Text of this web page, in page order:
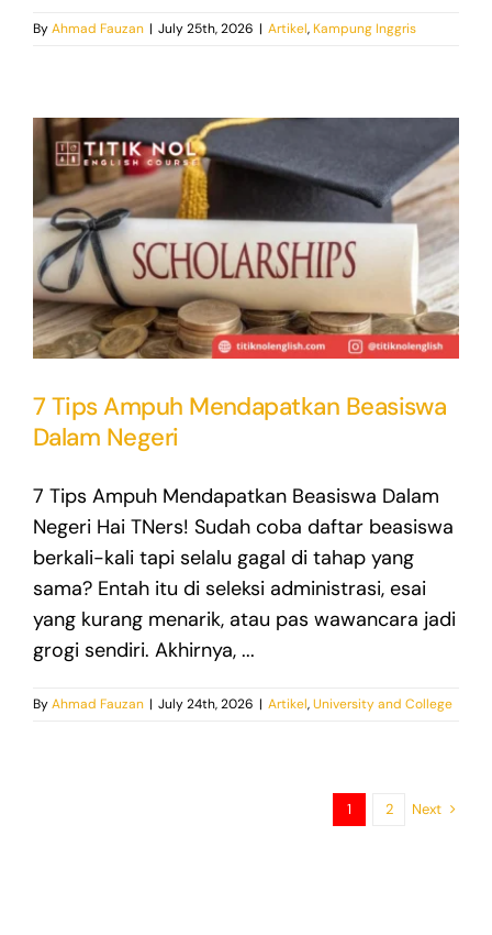
ByAhmad Fauzan | July 25th, 2026 | Artikel, Kampung Inggris
7 Tips Ampuh Mendapatkan Beasiswa
Dalam Negeri
7 Tips Ampuh Mendapatkan Beasiswa Dalam
Negeri Hai TNers! Sudah coba daftar beasiswa
berkali-kali tapi selalu gagal di tahap yang
sama? Entah itu di seleksi administrasi, esai
yang kurang menarik, atau pas wawancara jadi
grogi sendiri. Akhirnya, ...
ByAhmad Fauzan | July 24th, 2026 | Artikel,University and College
1 2 Next